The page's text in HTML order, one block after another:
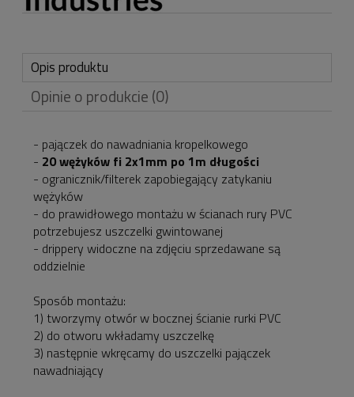
Opis produktu
Opinie o produkcie (0)
- pajączek do nawadniania kropelkowego
- 20 wężyków fi 2x1mm po 1m długości
- ogranicznik/filterek zapobiegający zatykaniu
wężyków
- do prawidłowego montażu w ścianach rury PVC
potrzebujesz uszczelki gwintowanej
- drippery widoczne na zdjęciu sprzedawane są
oddzielnie
Sposób montażu:
1) tworzymy otwór w bocznej ścianie rurki PVC
2) do otworu wkładamy uszczelkę
3) następnie wkręcamy do uszczelki pajączek
nawadniający